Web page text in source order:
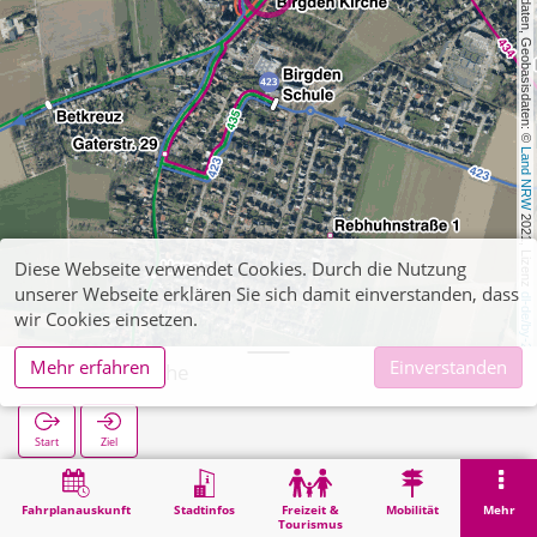
, Kartendaten, Geobasisdaten: ©
Land NRW
2021, Lizenz
dl-de/by-2-0
Fahrplanauskunft Stadtinfos
Freizeit &
Tourismus
Mobilität Mehr
Birgden Kirche
Start Ziel
Suche
Diese Webseite verwendet Cookies. Durch die Nutzung
unserer Webseite erklären Sie sich damit einverstanden, dass
wir Cookies einsetzen.
Mehr erfahren
Einverstanden